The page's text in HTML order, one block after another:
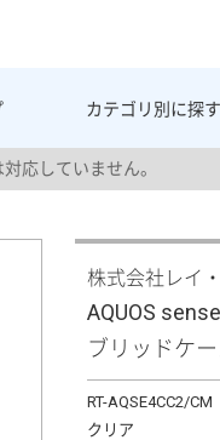
カテゴリ別に探す
応していません。
株式会社レイ
AQUOS
ブリッドケー
RT-AQSE4CC2/CM
クリア